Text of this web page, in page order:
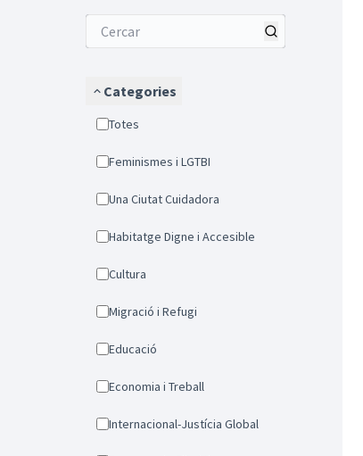
Categories
Totes
Feminismes i LGTBI
Una Ciutat Cuidadora
Habitatge Digne i Accesible
Cultura
Migració i Refugi
Educació
Economia i Treball
Internacional-Justícia Global